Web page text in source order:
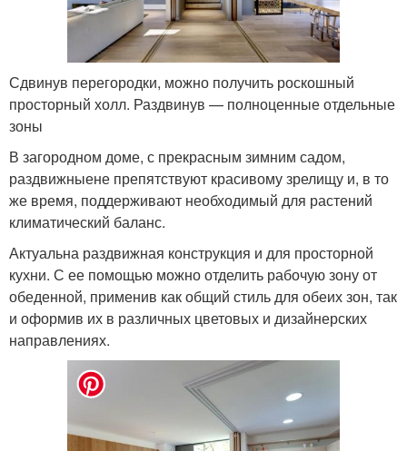
Сдвинув перегородки, можно получить роскошный
просторный холл. Раздвинув — полноценные отдельные
зоны
В загородном доме, с прекрасным зимним садом,
раздвижныене препятствуют красивому зрелищу и, в то
же время, поддерживают необходимый для растений
климатический баланс.
Актуальна раздвижная конструкция и для просторной
кухни. С ее помощью можно отделить рабочую зону от
обеденной, применив как общий стиль для обеих зон, так
и оформив их в различных цветовых и дизайнерских
направлениях.